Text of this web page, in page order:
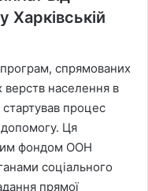
Харківській
спрямованих
верств населення в
процес
Ця
фондом ООН
соціального
прямої